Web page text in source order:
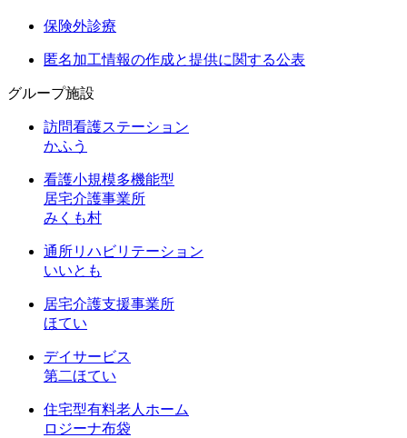
保険外診療
匿名加工情報の作成と提供に関する公表
グループ施設
訪問看護ステーション
かふう
看護小規模多機能型
居宅介護事業所
みくも村
通所リハビリテーション
いいとも
居宅介護支援事業所
ほてい
デイサービス
第二ほてい
住宅型有料老人ホーム
ロジーナ布袋